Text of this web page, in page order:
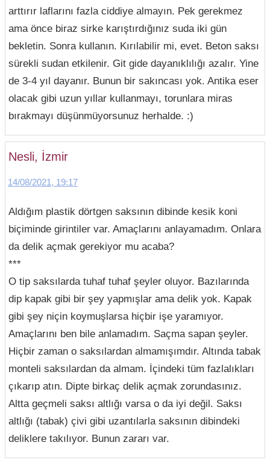
arttırır laflarını fazla ciddiye almayın. Pek gerekmez
ama önce biraz sirke karıştırdığınız suda iki gün
bekletin. Sonra kullanın. Kırılabilir mi, evet. Beton saksı
sürekli sudan etkilenir. Git gide dayanıklılığı azalır. Yine
de 3-4 yıl dayanır. Bunun bir sakıncası yok. Antika eser
olacak gibi uzun yıllar kullanmayı, torunlara miras
bırakmayı düşünmüyorsunuz herhalde. :)
Nesli, İzmir
14/08/2021, 19:17
Aldığım plastik dörtgen saksının dibinde kesik koni
biçiminde girintiler var. Amaçlarını anlayamadım. Onlara
da delik açmak gerekiyor mu acaba?
***
O tip saksılarda tuhaf tuhaf şeyler oluyor. Bazılarında
dip kapak gibi bir şey yapmışlar ama delik yok. Kapak
gibi şey niçin koymuşlarsa hiçbir işe yaramıyor.
Amaçlarını ben bile anlamadım. Saçma sapan şeyler.
Hiçbir zaman o saksılardan almamışımdır. Altında tabak
monteli saksılardan da almam. İçindeki tüm fazlalıkları
çıkarıp atın. Dipte birkaç delik açmak zorundasınız.
Altta geçmeli saksı altlığı varsa o da iyi değil. Saksı
altlığı (tabak) çivi gibi uzantılarla saksının dibindeki
deliklere takılıyor. Bunun zararı var.